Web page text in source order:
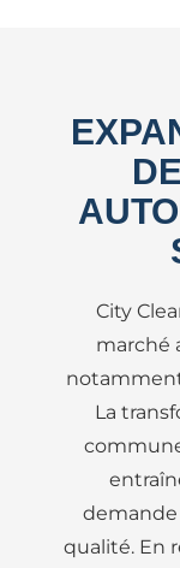
City
marché
La
demande
qualité. En